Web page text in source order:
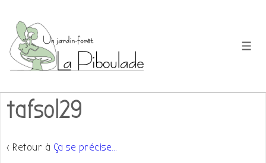
passer
contenu
principal
tafsol29
‹ Retour à Ça se précise…